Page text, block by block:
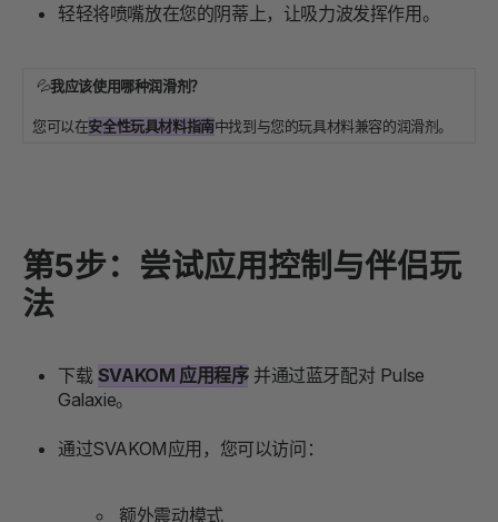
轻轻将喷嘴放在您的阴蒂上，让吸力波发挥作用。
💦我应该使用哪种润滑剂？
您可以在安全性玩具材料指南中找到与您的玩具材料兼容的润滑剂。
第5步：尝试应用控制与伴侣玩
法
下载 SVAKOM 应用程序并通过蓝牙配对 Pulse
Galaxie。
通过SVAKOM应用，您可以访问：
额外震动模式